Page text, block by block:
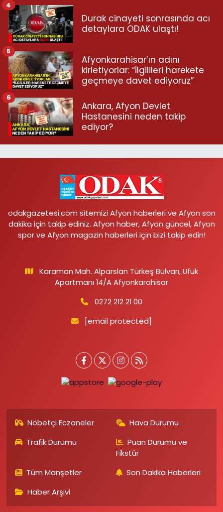
Durak cinayeti sonrasında acı
detaylara ODAK ulaştı!
4
Afyonkarahisar’ın adını
kirletiyorlar: “İlgilileri harekete
geçmeye davet ediyoruz”
5
Ankara, Afyon Devlet
Hastanesini neden takip
ediyor?
6
odakgazetesi.com sitemizi Afyon haberleri ve Afyon son
dakika için takip ediniz. Afyon haber, Afyon güncel, Afyon
spor ve Afyon magazin haberleri için bizi takip edin!
Karaman Mah. Alparslan Türkeş Bulvarı, Ufuk
Apartmanı 14/A Afyonkarahisar
0272 212 21 00
[email protected]
Nöbetçi Eczaneler
Hava Durumu
Trafik Durumu
Puan Durumu ve
Fikstür
Tüm Manşetler
Son Dakika Haberleri
Haber Arşivi